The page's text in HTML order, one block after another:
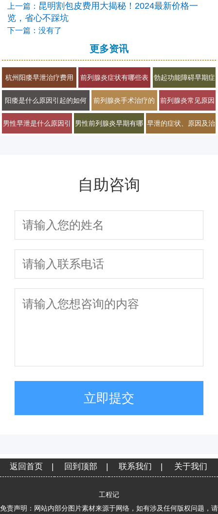
上一篇： 昆明割包皮费用大揭秘！2024最新价格一
览，省心不踩坑
下一篇：没有了
更多资讯
杭州阳痿早泄治疗费用
多少男科医院排名2026
前列腺炎症状有哪些表
现？2026年男科专家科
普治疗与预防方法
勃起功能障碍早期症
状有哪些？2026年
男科专家详解治疗方
阳痿是什么原因引起的如何
治疗才能恢复
前列腺炎手术治疗的
必要性有多大
前列腺炎常见原因
及早期症状有哪些
男性早泄是什么原因引 男性前列腺炎早期有哪 早泄的症状、原因及治
自助咨询
立即提交
返回首页 | 回到顶部 | 联系我们 | 关于我们
工程记
免责声明：网站内部分图片素材来源于网络，如有涉及任何版权问题，请